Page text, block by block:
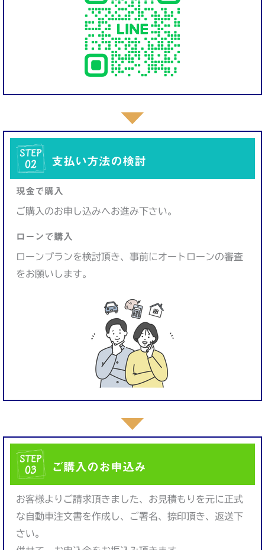
支払い方法の検討
現金で購入
ご購入のお申し込みへお進み下さい。
ローンで購入
ローンプランを検討頂き、事前にオートローンの審査
をお願いします。
ご購入のお申込み
お客様よりご請求頂きました、お見積もりを元に正式
な自動車注文書を作成し、ご署名、捺印頂き、返送下
さい。